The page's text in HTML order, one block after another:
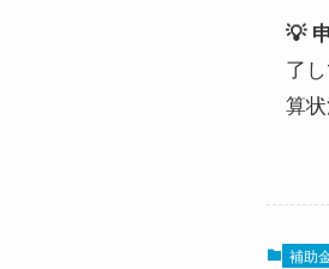
💡
了
算
補助